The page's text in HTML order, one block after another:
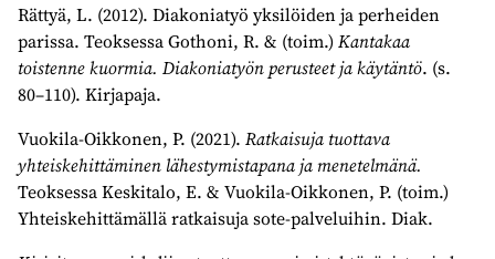
Rättyä, L. (2012). Diakoniatyö yksilöiden ja perheiden
parissa. Teoksessa Gothoni, R. & (toim.)Kantakaa
toistenne kuormia. Diakoniatyön perusteet ja käytäntö. (s.
80–110). Kirjapaja.
Vuokila-Oikkonen, P. (2021). Ratkaisuja tuottava
yhteiskehittäminen lähestymistapana ja menetelmänä.
Teoksessa Keskitalo, E. & Vuokila-Oikkonen, P. (toim.)
Yhteiskehittämällä ratkaisuja sote-palveluihin. Diak.